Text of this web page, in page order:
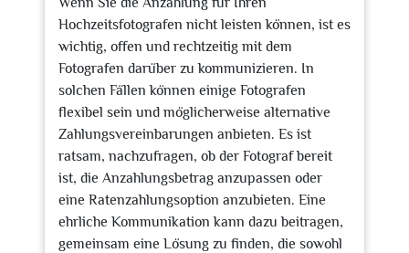
Hochzeitsfotografen nicht leisten können, ist es
wichtig, offen und rechtzeitig mit dem
Fotografen darüber zu kommunizieren. In
solchen Fällen können einige Fotografen
flexibel sein und möglicherweise alternative
Zahlungsvereinbarungen anbieten. Es ist
ratsam, nachzufragen, ob der Fotograf bereit
ist, die Anzahlungsbetrag anzupassen oder
eine Ratenzahlungsoption anzubieten. Eine
ehrliche Kommunikation kann dazu beitragen,
gemeinsam eine Lösung zu finden, die sowohl